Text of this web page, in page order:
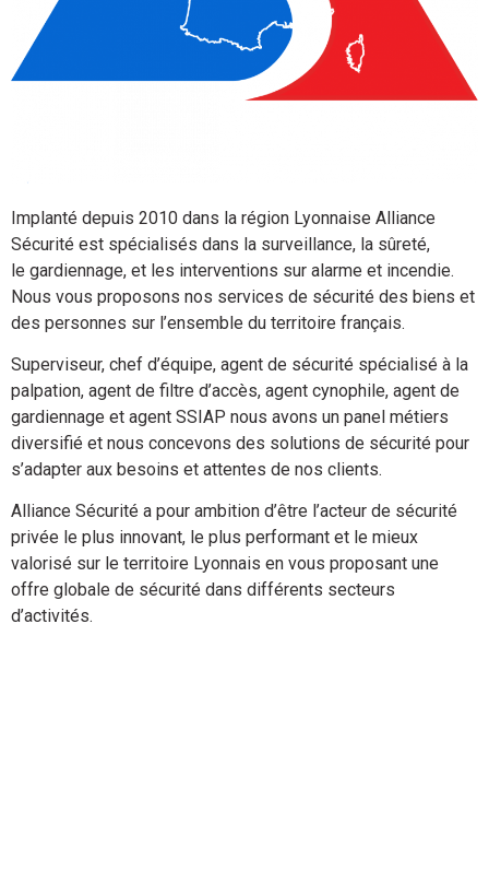
Implanté depuis 2010 dans la région Lyonnaise Alliance
Sécurité est spécialisés dans la surveillance, la sûreté,
le gardiennage, et les interventions sur alarme et incendie.
Nous vous proposons nos services de sécurité des biens et
des personnes sur l’ensemble du territoire français.
Superviseur, chef d’équipe, agent de sécurité spécialisé à la
palpation, agent de filtre d’accès, agent cynophile, agent de
gardiennage et agent SSIAP nous avons un panel métiers
diversifié et nous concevons des solutions de sécurité pour
s’adapter aux besoins et attentes de nos clients.
Alliance Sécurité a pour ambition d’être l’acteur de sécurité
privée le plus innovant, le plus performant et le mieux
valorisé sur le territoire Lyonnais en vous proposant une
offre globale de sécurité dans différents secteurs
d’activités.